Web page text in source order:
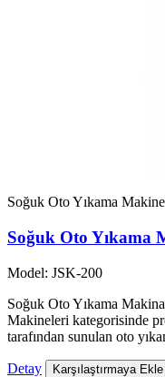
Soğuk Oto Yıkama
Soğuk Oto Yıkama
Model: JSK-200
Soğuk Oto Yıkama
Makineleri kategorisinde
tarafından sunulan oto
Detay Karşılaştırmaya Ekle